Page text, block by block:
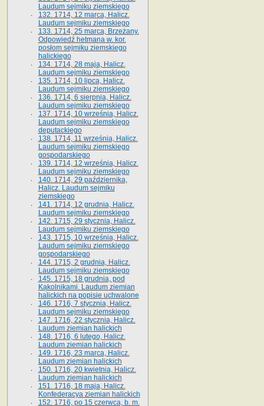
Laudum sejmiku ziemskiego
132. 1714, 12 marca, Halicz.
Laudum sejmiku ziemskiego
133. 1714, 25 marca, Brzeżany.
Odpowiedź hetmana w. kor.
posłom sejmiku ziemskiego
halickiego
134. 1714, 28 maja, Halicz.
Laudum sejmiku ziemskiego
135. 1714, 10 lipca, Halicz.
Laudum sejmiku ziemskiego
136. 1714, 6 sierpnia, Halicz.
Laudum sejmiku ziemskiego
137. 1714, 10 września, Halicz.
Laudum sejmiku ziemskiego
deputackiego
138. 1714, 11 września, Halicz.
Laudum sejmiku ziemskiego
gospodarskiego
139. 1714, 12 września, Halicz.
Laudum sejmiku ziemskiego
140. 1714, 29 października,
Halicz. Laudum sejmiku
ziemskiego
141. 1714, 12 grudnia, Halicz.
Laudum sejmiku ziemskiego
142. 1715, 29 stycznia, Halicz.
Laudum sejmiku ziemskiego
143. 1715, 10 września, Halicz.
Laudum sejmiku ziemskiego
gospodarskiego
144. 1715, 2 grudnia, Halicz.
Laudum sejmiku ziemskiego
145. 1715, 18 grudnia, pod
Kąkolnikami. Laudum ziemian
halickich na popisie uchwalone
146. 1716, 7 stycznia, Halicz.
Laudum sejmiku ziemskiego
147. 1716, 22 stycznia, Halicz.
Laudum ziemian halickich
148. 1716, 6 lutego, Halicz.
Laudum ziemian halickich
149. 1716, 23 marca, Halicz.
Laudum ziemian halickich
150. 1716, 20 kwietnia, Halicz.
Laudum ziemian halickich
151. 1716, 18 maja, Halicz.
Konfederacya ziemian halickich
152. 1716, po 15 czerwca, b. m.